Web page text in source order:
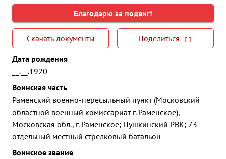
Благодарю за подвиг!
Скачать документы
Поделиться
Дата рождения
__.__.1920
Воинская часть
Раменский военно-пересыльный пункт (Московский
областной военный комиссариат г. Раменское),
Московская обл., г. Раменское; Пушкинский РВК; 73
отдельный местный стрелковый батальон
Воинское звание